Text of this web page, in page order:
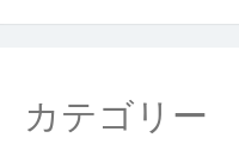
カテゴリー